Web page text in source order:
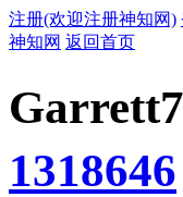
注册(欢迎注册神知网)
神知网 返回首页
1318646